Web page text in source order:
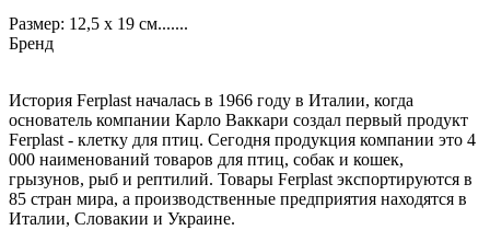
Размер: 12,5 x 19 см.......
Бренд
История Ferplast началась в 1966 году в Италии, когда
основатель компании Карло Ваккари создал первый продукт
Ferplast - клетку для птиц. Сегодня продукция компании это 4
000 наименований товаров для птиц, собак и кошек,
грызунов, рыб и рептилий. Товары Ferplast экспортируются в
85 стран мира, а производственные предприятия находятся в
Италии, Словакии и Украине.